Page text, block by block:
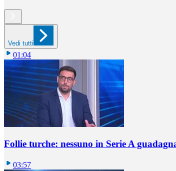
Vedi tutti
01:04
Follie turche: nessuno in Serie A
03:57